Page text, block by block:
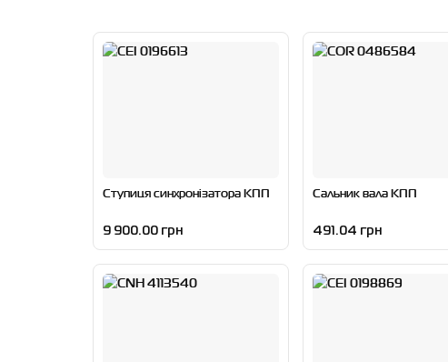
Ступиця синхронізатора КПП
9 900.00 грн
Сальник вала КПП
491.04 грн